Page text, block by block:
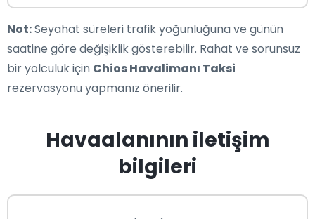
Not:Seyahat süreleri trafik yoğunluğuna ve günün
saatine göre değişiklik gösterebilir. Rahat ve sorunsuz
bir yolculuk için Chios Havalimanı Taksi
rezervasyonu yapmanız önerilir.
Havaalanının iletişim
bilgileri